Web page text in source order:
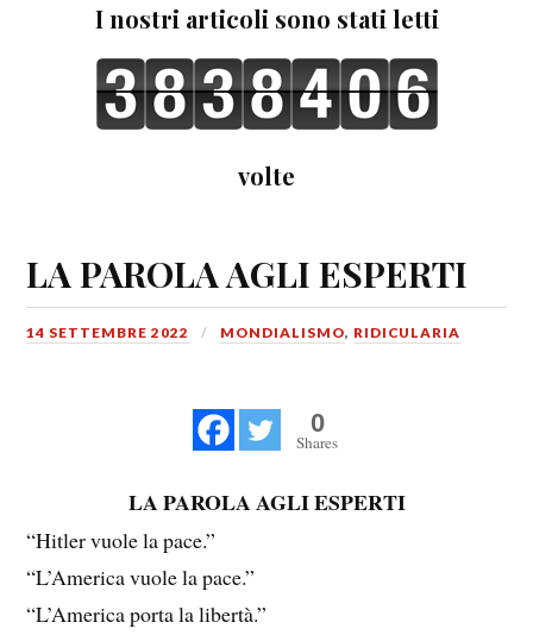
I nostri articoli sono stati letti
volte
LA PAROLA AGLI ESPERTI
14 SETTEMBRE 2022 MONDIALISMO, RIDICULARIA
0
Shares
LA PAROLA AGLI ESPERTI
“Hitler vuole la pace.”
“L’America vuole la pace.”
“L’America porta la libertà.”